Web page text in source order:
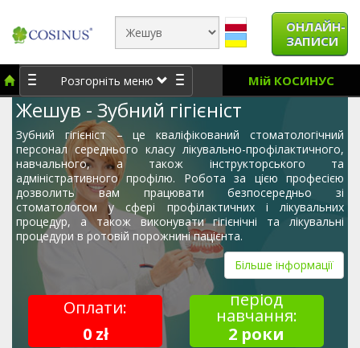
ОНЛАЙН-
ЗАПИСИ
Розгорніть меню Мій КОСИНУС
Жешув - Зубний гігієніст
Зубний гігієніст – це кваліфікований стоматологічний
персонал середнього класу лікувально-профілактичного,
навчального, а також інструкторського та
адміністративного профілю. Робота за цією професією
дозволить вам працювати безпосередньо зі
стоматологом у сфері профілактичних і лікувальних
процедур, а також виконувати гігієнічні та лікувальні
процедури в ротовій порожнині пацієнта.
Більше інформації
Оплати:
0 zł
період
навчання:
2 роки